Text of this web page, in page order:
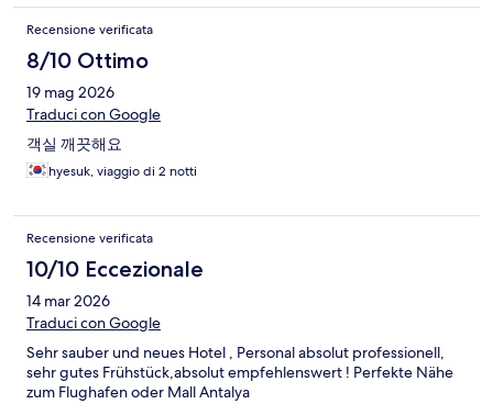
Recensione verificata
8/10 Ottimo
19 mag 2026
Traduci con Google
객실 깨끗해요
hyesuk, viaggio di 2 notti
Recensione verificata
10/10 Eccezionale
14 mar 2026
Traduci con Google
Sehr sauber und neues Hotel , Personal absolut professionell,
sehr gutes Frühstück,absolut empfehlenswert ! Perfekte Nähe
zum Flughafen oder Mall Antalya